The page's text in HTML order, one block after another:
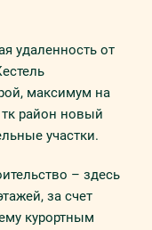
удаленность от
максимум на
тк район новый
участки.
– здесь
за счет
курортным